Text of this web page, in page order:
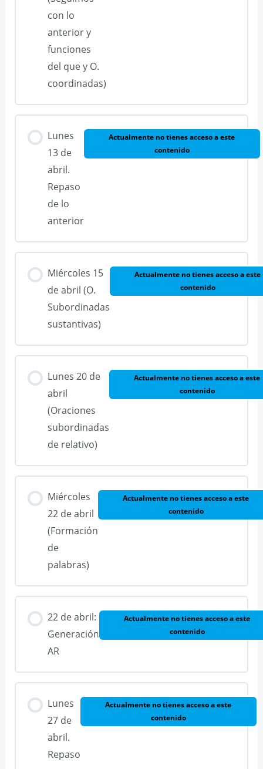
con lo
anterior y
funciones
del que y O.
coordinadas)
Lunes
13 de
abril.
Repaso
de lo
anterior
Actualmente no tienes acceso a este
contenido
Miércoles 15
de abril (O.
Subordinadas
sustantivas)
Actualmente no tienes acceso a este
contenido
Lunes 20 de
abril
(Oraciones
subordinadas
de relativo)
Actualmente no tienes acceso a este
contenido
Miércoles
22 de abril
(Formación
de
palabras)
Actualmente no tienes acceso a este
contenido
22 de abril:
Generación
AR
Actualmente no tienes acceso a este
contenido
Lunes
27 de
abril.
Repaso
Actualmente no tienes acceso a este
contenido